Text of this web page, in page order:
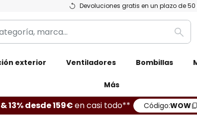
Devoluciones gratis en un plazo de
exterior Ventiladores Bombillas
Más
13% desde 159€en casi todo** Código:WOW